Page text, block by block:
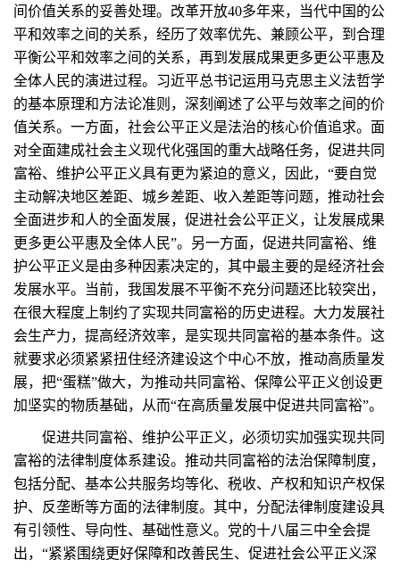
间价值关系的妥善处理。改革开放40多年来，当代中国的公
平和效率之间的关系，经历了效率优先、兼顾公平，到合理
平衡公平和效率之间的关系，再到发展成果更多更公平惠及
全体人民的演进过程。习近平总书记运用马克思主义法哲学
的基本原理和方法论准则，深刻阐述了公平与效率之间的价
值关系。一方面，社会公平正义是法治的核心价值追求。面
对全面建成社会主义现代化强国的重大战略任务，促进共同
富裕、维护公平正义具有更为紧迫的意义，因此，“要自觉
主动解决地区差距、城乡差距、收入差距等问题，推动社会
全面进步和人的全面发展，促进社会公平正义，让发展成果
更多更公平惠及全体人民”。另一方面，促进共同富裕、维
护公平正义是由多种因素决定的，其中最主要的是经济社会
发展水平。当前，我国发展不平衡不充分问题还比较突出，
在很大程度上制约了实现共同富裕的历史进程。大力发展社
会生产力，提高经济效率，是实现共同富裕的基本条件。这
就要求必须紧紧扭住经济建设这个中心不放，推动高质量发
展，把“蛋糕”做大，为推动共同富裕、保障公平正义创设更
加坚实的物质基础，从而“在高质量发展中促进共同富裕”。
促进共同富裕、维护公平正义，必须切实加强实现共同
富裕的法律制度体系建设。推动共同富裕的法治保障制度，
包括分配、基本公共服务均等化、税收、产权和知识产权保
护、反垄断等方面的法律制度。其中，分配法律制度建设具
有引领性、导向性、基础性意义。党的十八届三中全会提
出，“紧紧围绕更好保障和改善民生、促进社会公平正义深